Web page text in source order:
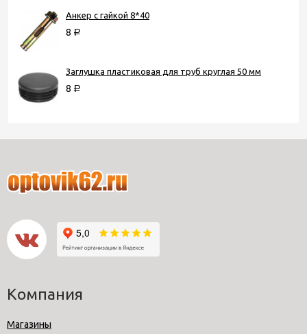
Анкер с гайкой 8*40
8 Р
Заглушка пластиковая для труб круглая 50 мм
8 Р
Компания
Магазины